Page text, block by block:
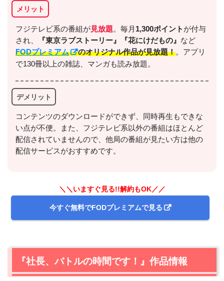
出典:U-NEXT
＼＼31日間無料!!お試し解約もOK／／
今すぐ無料でU-NEXTで見る
メリット
フジテレビ系の番組が見放題。毎月 1,300ポイント が付与
され、
『東京ラブストーリー』 『花にけだもの』 など
FODプレミアム
のオリジナル作品が見放題！。アプリ
で130冊以上の雑誌、マンガも読み放題。
デメリット
コンテンツのダウンロードができず、同時再生もできな
い点が不便。また、フジテレビ系以外の番組はほとんど
配信されていませんので、他局の番組が見たい方は他の
配信サービスがおすすめです。
＼＼いますぐ見る!!解約もOK／／
今すぐ無料でFODプレミアムで見る
『社長、バトルの時間です！』作品情報